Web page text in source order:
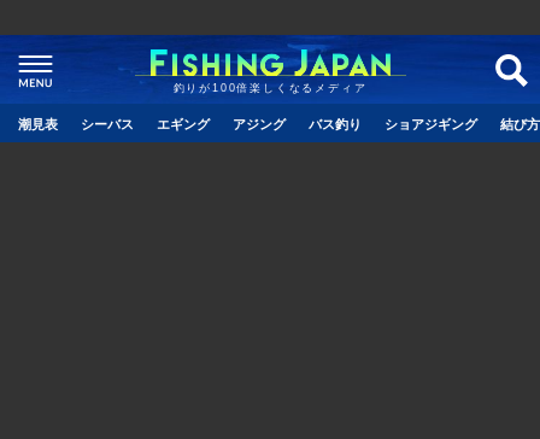
釣りが100倍楽しくなるメディア
潮見表 シーバス エギング アジング バス釣り ショアジギング 結び